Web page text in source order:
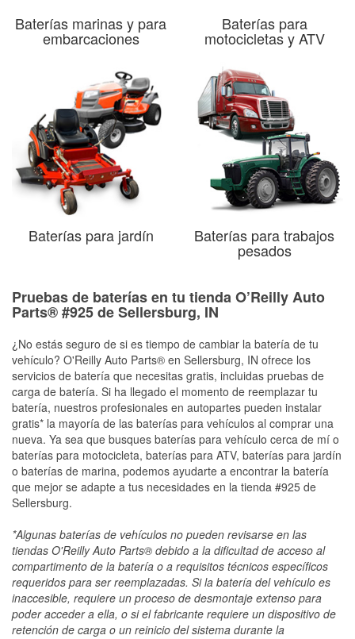
Baterías marinas y para
embarcaciones
Baterías para
motocicletas y ATV
Baterías para jardín Baterías para trabajos
pesados
Pruebas de baterías en tu tienda O’Reilly Auto
Parts® #925 de Sellersburg, IN
¿No estás seguro de si es tiempo de cambiar la batería de tu
vehículo? O'Reilly Auto Parts® en Sellersburg, IN ofrece los
servicios de batería que necesitas gratis, incluidas pruebas de
carga de batería. Si ha llegado el momento de reemplazar tu
batería, nuestros profesionales en autopartes pueden instalar
gratis* la mayoría de las baterías para vehículos al comprar una
nueva. Ya sea que busques baterías para vehículo cerca de mí o
baterías para motocicleta, baterías para ATV, baterías para jardín
o baterías de marina, podemos ayudarte a encontrar la batería
que mejor se adapte a tus necesidades en la tienda #925 de
Sellersburg.
*Algunas baterías de vehículos no pueden revisarse en las
tiendas O'Reilly Auto Parts® debido a la dificultad de acceso al
compartimento de la batería o a requisitos técnicos específicos
requeridos para ser reemplazadas. Si la batería del vehículo es
inaccesible, requiere un proceso de desmontaje extenso para
poder acceder a ella, o si el fabricante requiere un dispositivo de
retención de carga o un reinicio del sistema durante la